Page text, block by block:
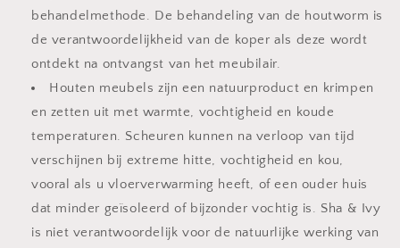
behandelmethode. De behandeling van de houtworm is
de verantwoordelijkheid van de koper als deze wordt
ontdekt na ontvangst van het meubilair.
Houten meubels zijn een natuurproduct en krimpen
en zetten uit met warmte, vochtigheid en koude
temperaturen. Scheuren kunnen na verloop van tijd
verschijnen bij extreme hitte, vochtigheid en kou,
vooral als u vloerverwarming heeft, of een ouder huis
dat minder geïsoleerd of bijzonder vochtig is. Sha & Ivy
is niet verantwoordelijk voor de natuurlijke werking van